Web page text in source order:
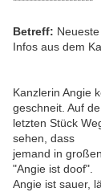
Betreff:
Infos aus dem
Kanzlerin Angie
geschneit. Auf
letzten Stück
sehen, dass
jemand in
"Angie ist doof".
Angie ist sauer,